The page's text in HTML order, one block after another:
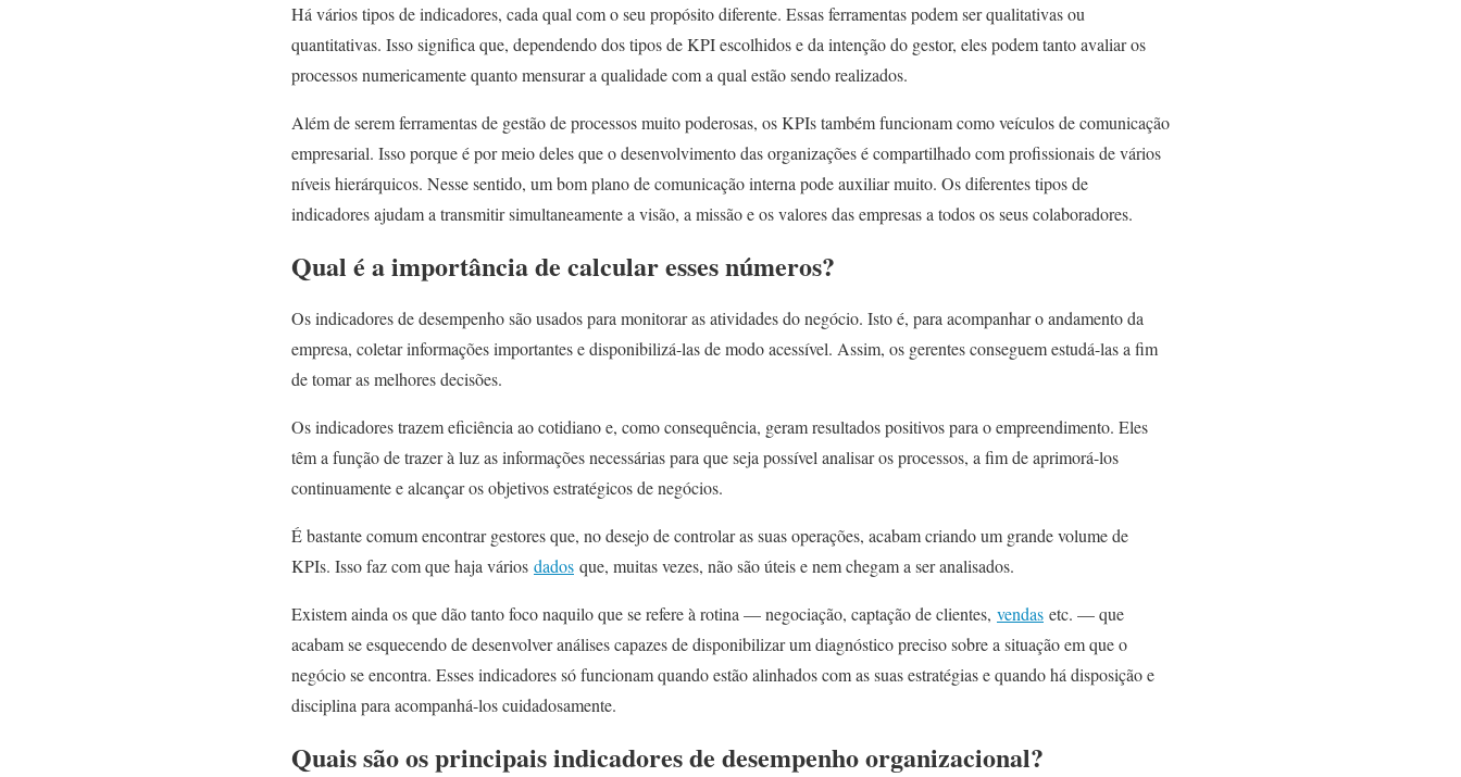
Há vários tipos de indicadores, cada qual com o seu propósito diferente. Essas ferramentas podem ser qualitativas ou
quantitativas. Isso significa que, dependendo dos tipos de KPI escolhidos e da intenção do gestor, eles podem tanto avaliar os
processos numericamente quanto mensurar a qualidade com a qual estão sendo realizados.
Além de serem ferramentas de gestão de processos muito poderosas, os KPIs também funcionam como veículos de comunicação
empresarial. Isso porque é por meio deles que o desenvolvimento das organizações é compartilhado com profissionais de vários
níveis hierárquicos. Nesse sentido, um bom plano de comunicação interna pode auxiliar muito. Os diferentes tipos de
indicadores ajudam a transmitir simultaneamente a visão, a missão e os valores das empresas a todos os seus colaboradores.
Qual é a importância de calcular esses números?
Os indicadores de desempenho são usados para monitorar as atividades do negócio. Isto é, para acompanhar o andamento da
empresa, coletar informações importantes e disponibilizá-las de modo acessível. Assim, os gerentes conseguem estudá-las a fim
de tomar as melhores decisões.
Os indicadores trazem eficiência ao cotidiano e, como consequência, geram resultados positivos para o empreendimento. Eles
têm a função de trazer à luz as informações necessárias para que seja possível analisar os processos, a fim de aprimorá-los
continuamente e alcançar os objetivos estratégicos de negócios.
É bastante comum encontrar gestores que, no desejo de controlar as suas operações, acabam criando um grande volume de
KPIs. Isso faz com que haja vários dados que, muitas vezes, não são úteis e nem chegam a ser analisados.
Existem ainda os que dão tanto foco naquilo que se refere à rotina — negociação, captação de clientes, vendas etc. — que
acabam se esquecendo de desenvolver análises capazes de disponibilizar um diagnóstico preciso sobre a situação em que o
negócio se encontra. Esses indicadores só funcionam quando estão alinhados com as suas estratégias e quando há disposição e
disciplina para acompanhá-los cuidadosamente.
Quais são os principais indicadores de desempenho organizacional?